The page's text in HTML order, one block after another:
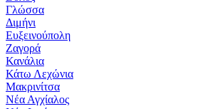
Γλώσσα
Διμήνι
Ευξεινούπολη
Ζαγορά
Κανάλια
Κάτω Λεχώνια
Μακρινίτσα
Νέα Αγχίαλος